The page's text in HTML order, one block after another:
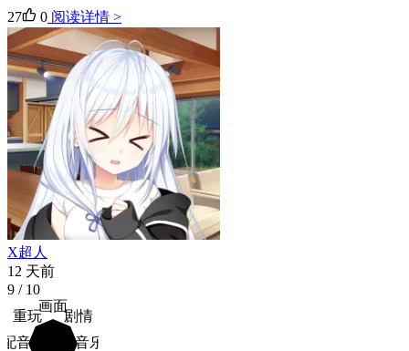
27 0 阅读详情 >
X超人
12 天前
9 / 10
画面
剧情
音乐
配音
重玩